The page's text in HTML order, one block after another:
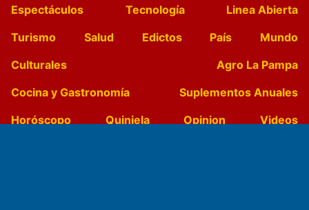
Espectáculos
Tecnología
Linea Abierta
Turismo
Salud Edictos País
Mundo
Culturales
Agro La Pampa
Cocina y Gastronomía
Suplementos Anuales
Horóscopo
Quiniela Opinion
Videos